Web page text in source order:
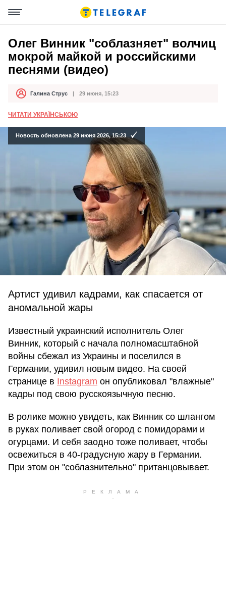
Олег Винник "соблазняет" волчиц
мокрой майкой и российскими
песнями (видео)
АвторГалина Струс
Дата публикации 29 июня, 15:23
ЧИТАТИ УКРАЇНСЬКОЮ
Новость обновлена 29 июня 2026, 15:23
Артист удивил кадрами, как спасается от
аномальной жары
Известный украинский исполнитель Олег
Винник, который с начала полномасштабной
войны сбежал из Украины и поселился в
Германии, удивил новым видео. На своей
странице в Instagram он опубликовал "влажные"
кадры под свою русскоязычную песню.
В ролике можно увидеть, как Винник со шлангом
в руках поливает свой огород с помидорами и
огурцами. И себя заодно тоже поливает, чтобы
освежиться в 40-градусную жару в Германии.
При этом он "соблазнительно" пританцовывает.